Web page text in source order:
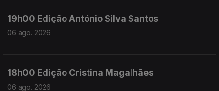
19h00 Edição António Silva Santos
06 ago. 2026
18h00 Edição Cristina Magalhães
06 ago. 2026